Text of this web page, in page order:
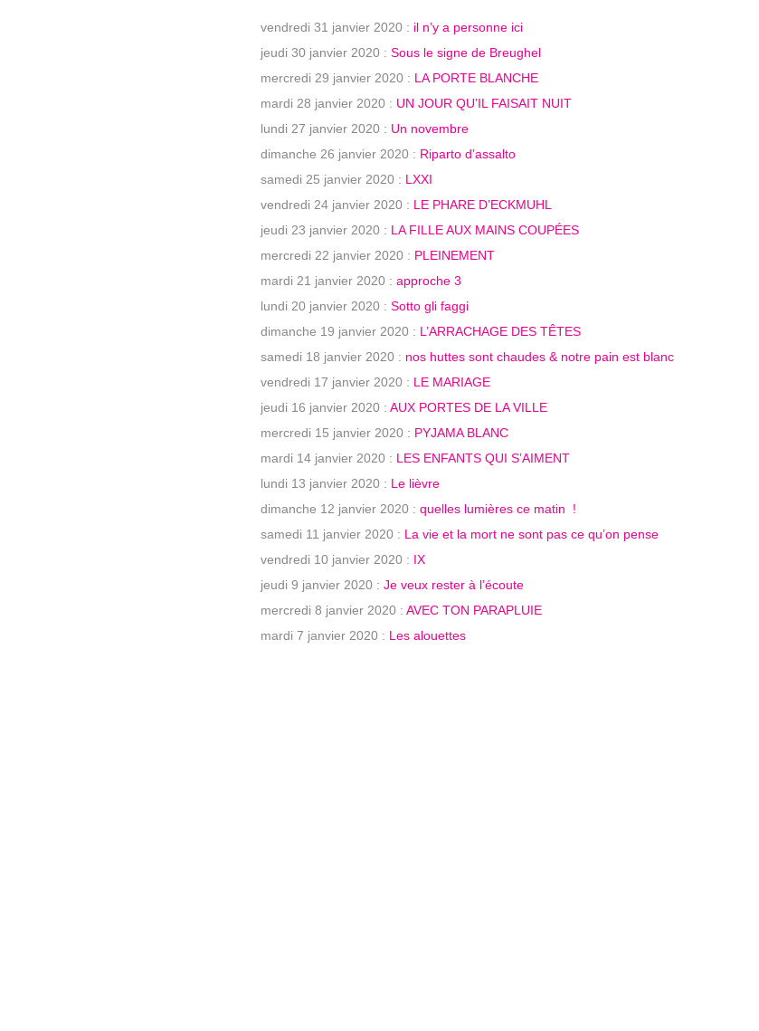
vendredi 31 janvier 2020 : il n’y a personne ici
jeudi 30 janvier 2020 : Sous le signe de Breughel
mercredi 29 janvier 2020 : LA PORTE BLANCHE
mardi 28 janvier 2020 : UN JOUR QU’IL FAISAIT NUIT
lundi 27 janvier 2020 : Un novembre
dimanche 26 janvier 2020 : Riparto d’assalto
samedi 25 janvier 2020 : LXXI
vendredi 24 janvier 2020 : LE PHARE D’ECKMUHL
jeudi 23 janvier 2020 : LA FILLE AUX MAINS COUPÉES
mercredi 22 janvier 2020 : PLEINEMENT
mardi 21 janvier 2020 : approche 3
lundi 20 janvier 2020 : Sotto gli faggi
dimanche 19 janvier 2020 : L’ARRACHAGE DES TÊTES
samedi 18 janvier 2020 : nos huttes sont chaudes & notre pain est blanc
vendredi 17 janvier 2020 : LE MARIAGE
jeudi 16 janvier 2020 : AUX PORTES DE LA VILLE
mercredi 15 janvier 2020 : PYJAMA BLANC
mardi 14 janvier 2020 : LES ENFANTS QUI S’AIMENT
lundi 13 janvier 2020 : Le lièvre
dimanche 12 janvier 2020 : quelles lumières ce matin !
samedi 11 janvier 2020 : La vie et la mort ne sont pas ce qu’on pense
vendredi 10 janvier 2020 : IX
jeudi 9 janvier 2020 : Je veux rester à l’écoute
mercredi 8 janvier 2020 : AVEC TON PARAPLUIE
mardi 7 janvier 2020 : Les alouettes